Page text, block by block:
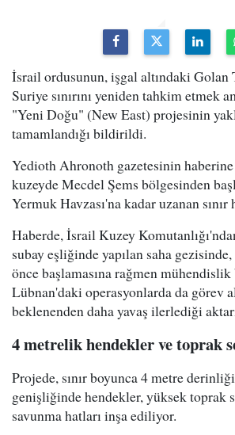
İsrail ordusunun, işgal altındaki Golan
Suriye sınırını yeniden tahkim etmek
"Yeni Doğu" (New East) projesinin
tamamlandığı bildirildi.
Yedioth Ahronoth gazetesinin
kuzeyde Mecdel Şems bölgesinden
Yermuk Havzası'na kadar uzanan sınır
Haberde, İsrail Kuzey
subay eşliğinde yapılan saha
önce başlamasına rağmen
Lübnan'daki operasyonlarda da görev
beklenenden daha yavaş ilerlediği
4 metrelik hendekler ve toprak
Projede, sınır boyunca 4 metre
genişliğinde hendekler, yüksek toprak
savunma hatları inşa ediliyor.